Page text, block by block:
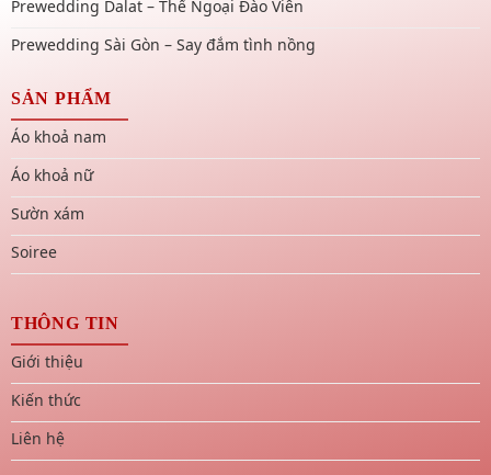
Prewedding Dalat – Thế Ngoại Đào Viên
Prewedding Sài Gòn – Say đắm tình nồng
SẢN PHẨM
Áo khoả nam
Áo khoả nữ
Sườn xám
Soiree
THÔNG TIN
Giới thiệu
Kiến thức
Liên hệ